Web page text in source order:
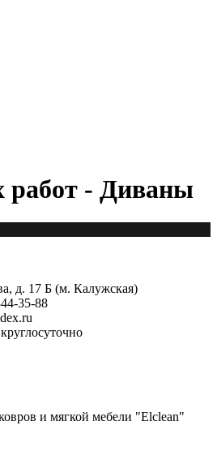
- Диваны
д. 17 Б (м. Калужская)
35-88
и мягкой мебели "Elclean"